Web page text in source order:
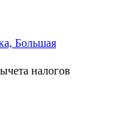
Большая
налогов